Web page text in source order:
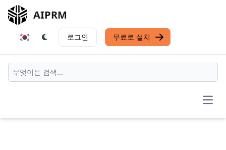
AIPRM
로그인 무료로 설치